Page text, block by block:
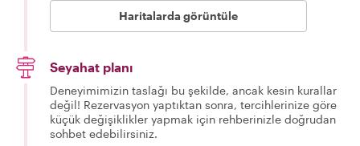
Haritalarda görüntüle
Seyahat planı
Deneyimimizin taslağı bu şekilde, ancak kesin kurallar
değil! Rezervasyon yaptıktan sonra, tercihlerinize göre
küçük değişiklikler yapmak için rehberinizle doğrudan
sohbet edebilirsiniz.